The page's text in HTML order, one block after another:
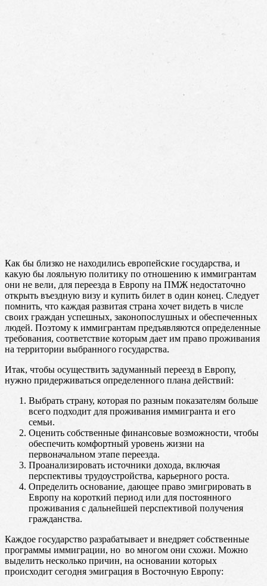
Как бы близко не находились европейские государства, и
какую бы лояльную политику по отношению к иммигрантам
они не вели, для переезда в Европу на ПМЖ недостаточно
открыть въездную визу и купить билет в один конец. Следует
помнить, что каждая развитая страна хочет видеть в числе
своих граждан успешных, законопослушных и обеспеченных
людей. Поэтому к иммигрантам предъявляются определенные
требования, соответствие которым дает им право проживания
на территории выбранного государства.
Итак, чтобы осуществить задуманный переезд в Европу,
нужно придерживаться определенного плана действий:
Выбрать страну, которая по разным показателям больше
всего подходит для проживания иммигранта и его
семьи.
Оценить собственные финансовые возможности, чтобы
обеспечить комфортный уровень жизни на
первоначальном этапе переезда.
Проанализировать источники дохода, включая
перспективы трудоустройства, карьерного роста.
Определить основание, дающее право эмигрировать в
Европу на короткий период или для постоянного
проживания с дальнейшей перспективой получения
гражданства.
Каждое государство разрабатывает и внедряет собственные
программы иммиграции, но во многом они схожи. Можно
выделить несколько причин, на основании которых
происходит сегодня эмиграция в Восточную Европу: